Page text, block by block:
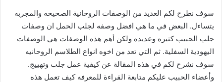
سوف نطرح لكم العديد من الوصفات الروحانية الصحيحه والمجربه
يتساءل. البعض في ما هي افضل وصفه لجلب الحمل ان وصفات
جلب الحبيب كثيره وعديده ولكن أهم هذه الوصفات هي الوصفات
اليهودية السفلية. ثم التي تعد من اخوه انواع الطلاسم الروحانيه
سوف نشرح لكم في هذه المقالة عن كيفية عمل جلب وتهييج.
وأعضاء الحبيب عليكم متابعة القراءة للمعرفه كيف تعمل هذه